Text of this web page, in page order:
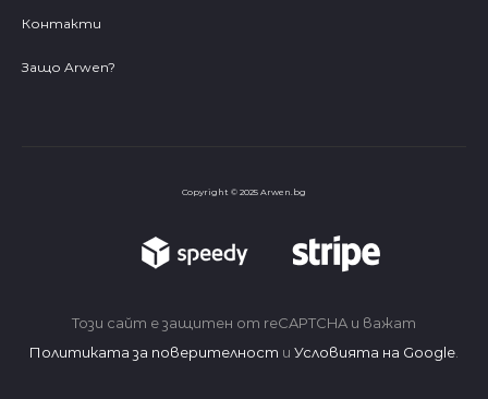
Контакти
Защо Arwen?
Copyright © 2025 Arwen.bg
Този сайт е защитен от reCAPTCHA и важат
Политиката за поверителност и Условията на Google